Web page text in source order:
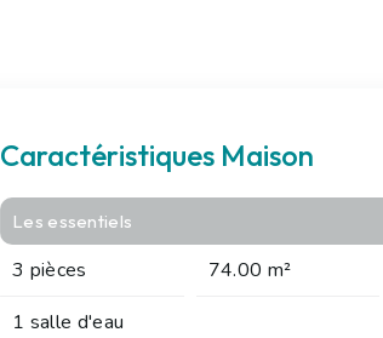
Caractéristiques Maison
Les essentiels
3 pièces 74.00 m²
1 salle d'eau